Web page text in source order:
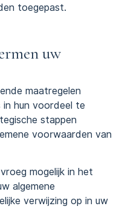
toegepast.
uw
maatregelen
hun voordeel te
stappen
voorwaarden van
mogelijk in het
algemene
verwijzing op in uw